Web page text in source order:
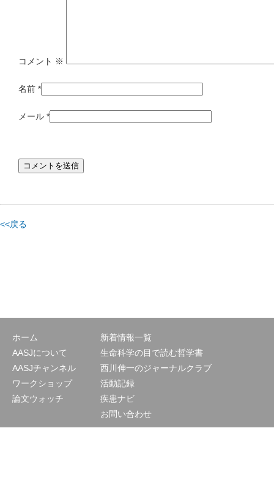
コメント ※
名前 *
メール *
<<戻る
ホーム
AASJについて
AASJチャンネル
ワークショップ
論文ウォッチ
新着情報一覧
生命科学の目で読む哲学書
西川伸一のジャーナルクラブ
活動記録
疾患ナビ
お問い合わせ